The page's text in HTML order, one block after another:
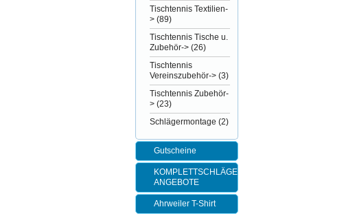
Tischtennis Textilien-
> (89)
Tischtennis Tische u.
Zubehör-> (26)
Tischtennis
Vereinszubehör-> (3)
Tischtennis Zubehör-
> (23)
Schlägermontage (2)
Gutscheine
KOMPLETTSCHLÄGER-
ANGEBOTE
Ahrweiler T-Shirt